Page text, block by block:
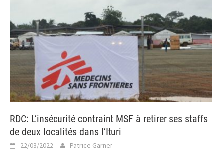
RDC: L’insécurité contraint MSF à retirer ses staffs
de deux localités dans l’Ituri
22/03/2022 Patrice Garner